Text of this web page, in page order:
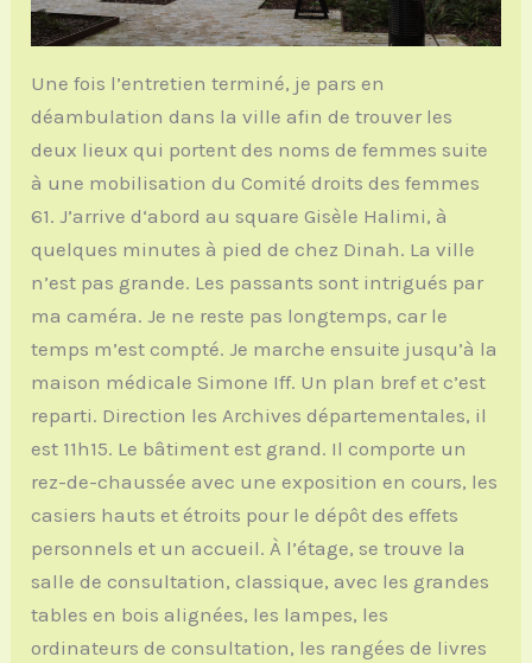
Une fois l’entretien terminé, je pars en
déambulation dans la ville afin de trouver les
deux lieux qui portent des noms de femmes suite
à une mobilisation du Comité droits des femmes
61. J’arrive d‘abord au square Gisèle Halimi, à
quelques minutes à pied de chez Dinah. La ville
n’est pas grande. Les passants sont intrigués par
ma caméra. Je ne reste pas longtemps, car le
temps m’est compté. Je marche ensuite jusqu’à la
maison médicale Simone Iff. Un plan bref et c’est
reparti. Direction les Archives départementales, il
est 11h15. Le bâtiment est grand. Il comporte un
rez-de-chaussée avec une exposition en cours, les
casiers hauts et étroits pour le dépôt des effets
personnels et un accueil. À l’étage, se trouve la
salle de consultation, classique, avec les grandes
tables en bois alignées, les lampes, les
ordinateurs de consultation, les rangées de livres